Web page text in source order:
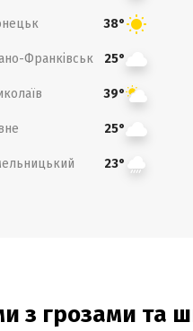
38°
Франківськ 25°
39°
25°
23°
з грозами та